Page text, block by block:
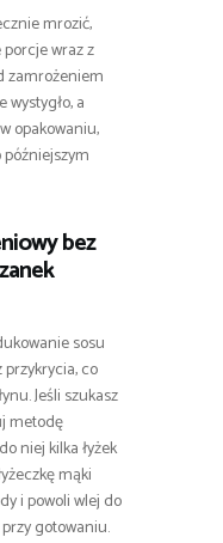
mrozić,
wraz z
zamrożeniem
wystygło, a
opakowaniu,
bez
sosu
przykrycia, co
Jeśli szukasz
metodę
niej kilka łyżek
mąki
i powoli wlej do
gotowaniu.